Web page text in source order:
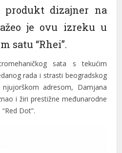
dizajner na
je ovu izreku u
satu “Rhei”.
sata s tekućim
rada i strasti beogradskog
adresom, Damjana
i žiri prestižne međunarodne
Dot”.